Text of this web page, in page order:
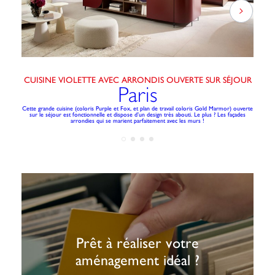
CUISINE VIOLETTE AVEC ARRONDIS OUVERTE SUR SÉJOUR
Paris
Cette grande cuisine (coloris Purple et Fox, et plan de travail coloris Gold Marmor) ouverte
sur le séjour est fonctionnelle et dispose d’un design très abouti. Le plus ? Les façades
arrondies qui se marient parfaitement avec les murs !
Prêt à réaliser votre
aménagement idéal ?